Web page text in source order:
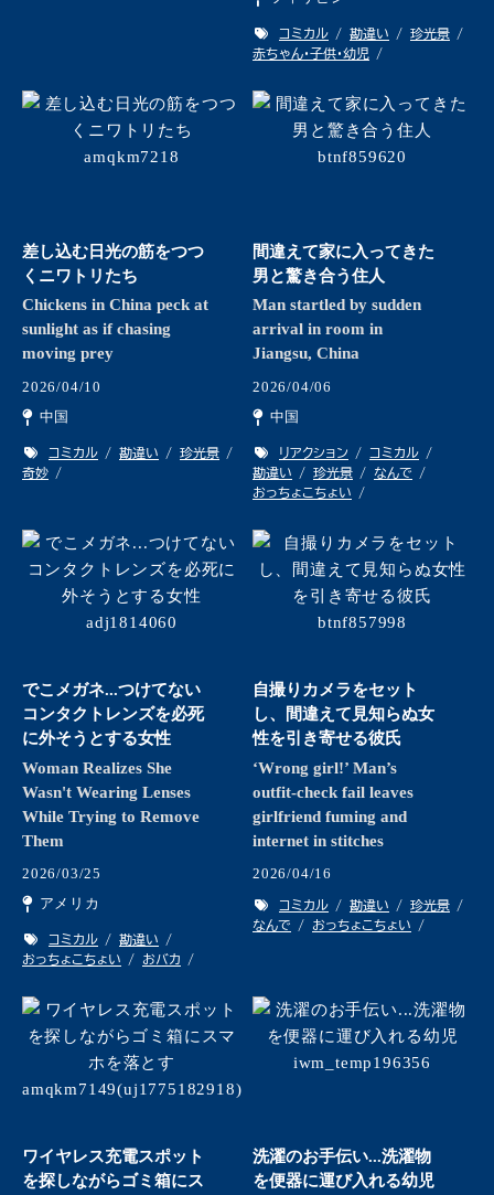
コミカル 勘違い
珍光景
赤ちゃん・子供・幼児
差し込む日光の筋をつつ
くニワトリたち
Chickens in China peck at
sunlight as if chasing
moving prey
2026/04/10
中国
コミカル 勘違い
珍光景
奇妙
間違えて家に入ってきた
男と驚き合う住人
Man startled by sudden
arrival in room in
Jiangsu, China
2026/04/06
中国
リアクション
コミカル
勘違い
珍光景
なんで
おっちょこちょい
でこメガネ...つけてない
コンタクトレンズを必死
に外そうとする女性
Woman Realizes She
Wasn't Wearing Lenses
While Trying to Remove
Them
2026/03/25
アメリカ
コミカル
勘違い
おっちょこちょい
おバカ
自撮りカメラをセット
し、間違えて見知らぬ女
性を引き寄せる彼氏
‘Wrong girl!’ Man’s
outfit‑check fail leaves
girlfriend fuming and
internet in stitches
2026/04/16
コミカル 勘違い
珍光景
なんで
おっちょこちょい
ワイヤレス充電スポット
を探しながらゴミ箱にス
洗濯のお手伝い...洗濯物
を便器に運び入れる幼児